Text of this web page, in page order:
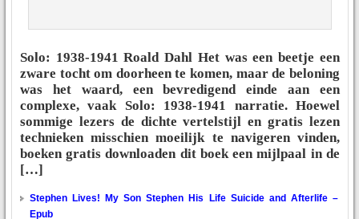
Solo: 1938-1941 Roald Dahl Het was een beetje een
zware tocht om doorheen te komen, maar de beloning
was het waard, een bevredigend einde aan een
complexe, vaak Solo: 1938-1941 narratie. Hoewel
sommige lezers de dichte vertelstijl en gratis lezen
technieken misschien moeilijk te navigeren vinden,
boeken gratis downloaden dit boek een mijlpaal in de
[…]
Stephen Lives! My Son Stephen His Life Suicide and Afterlife –
Epub